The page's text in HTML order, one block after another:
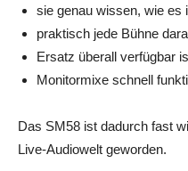
sie genau wissen, wie es
praktisch jede Bühne
Ersatz überall verfügbar
Monitormixe schnell
Das SM58 ist dadurch fast
Live-Audiowelt geworden.